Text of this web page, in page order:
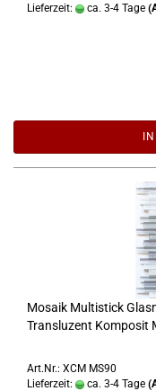
Lieferzeit:
ca. 3-4 Tage
Mosaik Multistick
Transluzent Komposit
Art.Nr.: XCM MS90
Lieferzeit:
ca. 3-4 Tage